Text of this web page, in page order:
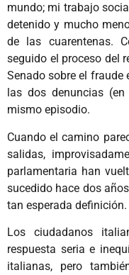
mundo; mi trabajo
detenido y mucho
de las cuarentenas.
seguido el proceso del
Senado sobre el fraude
las dos denuncias
mismo episodio.
Cuando el camino
salidas,
parlamentaria han
sucedido hace dos
tan esperada definición.
Los ciudadanos
respuesta seria e
italianas, pero